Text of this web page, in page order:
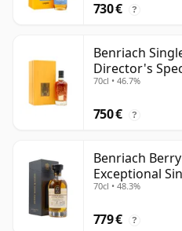
730 € ?
Benriach
Director's
70cl • 46.7%
750 € ?
Benriach
Exceptional
años
70cl • 48.3%
779 € ?